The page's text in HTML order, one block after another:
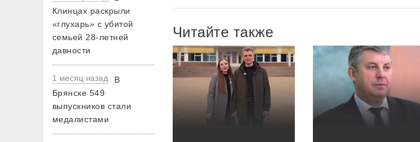
Клинцах раскрыли
«глухарь» с убитой
семьей 28-летней
давности
1 месяц назад
В
Брянске 549
выпускников стали
медалистами
Читайте также